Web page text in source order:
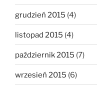
grudzień 2015 (4)
listopad 2015 (4)
październik 2015 (7)
wrzesień 2015 (6)